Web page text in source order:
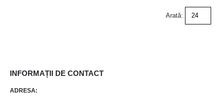
Arată:
INFORMAȚII DE CONTACT
ADRESA: